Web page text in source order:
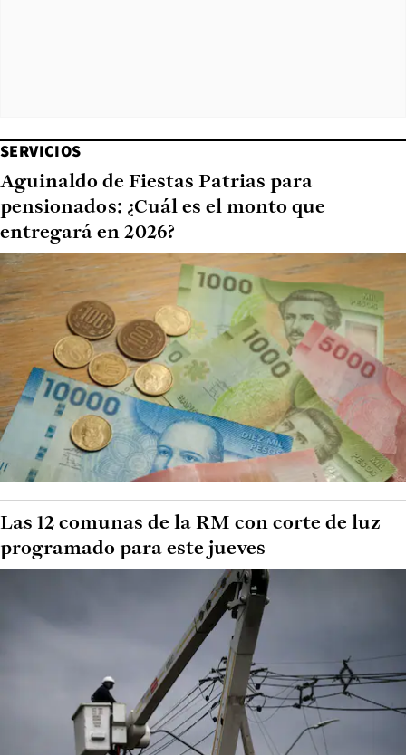
SERVICIOS
Aguinaldo de Fiestas Patrias para
pensionados: ¿Cuál es el monto que
entregará en 2026?
Las 12 comunas de la RM con corte de luz
programado para este jueves